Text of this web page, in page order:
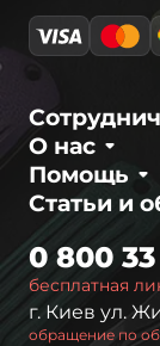
О нас
Статьи и
Помощь
бесплатная
0 800
г. Киев ул.
обращение по